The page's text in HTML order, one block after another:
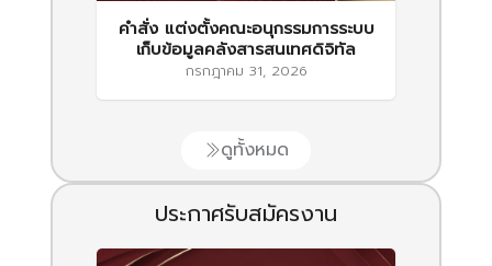
คำสั่ง แต่งตั้งคณะอนุกรรมการระบบ
เก็บข้อมูลคลังสารสนเทศดิจิทัล
กรกฎาคม 31, 2026
ดูทั้งหมด
ประกาศรับสมัครงาน